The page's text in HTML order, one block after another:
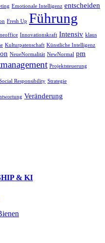
Emotionale Intelligenz entscheiden
Fresh Up Führung
Innovationskraft Intensiv klaus
Kulturpatenschaft Künstliche Intelligenz
NeueNormalität NewNormal pm
Projektsteuerung
Responsibility Strategie
Veränderung
& KI